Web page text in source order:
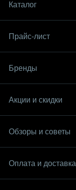
Каталог
Прайс-лист
Бренды
Акции и скидки
Обзоры и советы
Оплата и доставка